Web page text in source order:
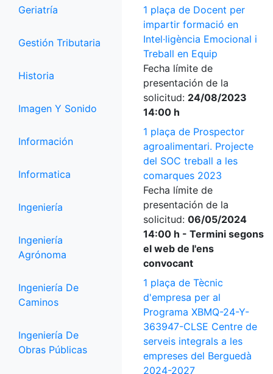
Geriatría
Gestión Tributaria
Historia
Imagen Y Sonido
Información
Informatica
Ingeniería
Ingeniería
Agrónoma
Ingeniería De
Caminos
Ingeniería De
Obras Públicas
1 plaça de Docent per
impartir formació en
Intel·ligència Emocional i
Treball en Equip
Fecha límite de
presentación de la
solicitud: 24/08/2023
14:00 h
1 plaça de Prospector
agroalimentari. Projecte
del SOC treball a les
comarques 2023
Fecha límite de
presentación de la
solicitud: 06/05/2024
14:00 h - Termini segons
el web de l'ens
convocant
1 plaça de Tècnic
d'empresa per al
Programa XBMQ-24-Y-
363947-CLSE Centre de
serveis integrals a les
empreses del Berguedà
2024-2027